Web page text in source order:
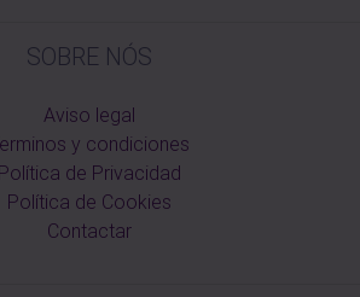
SOBRE NÓS
Aviso legal
y condiciones
Política de Privacidad
Política de Cookies
Contactar